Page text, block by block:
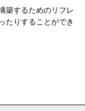
築するためのリフレ
たりすることができ